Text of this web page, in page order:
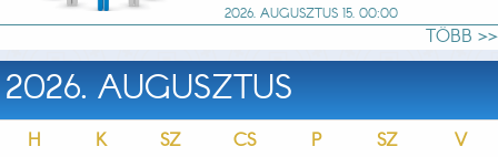
2026. AUGUSZTUS 15. 00:00
TÖBB >>
2026. AUGUSZTUS
H K SZ CS P SZ
V